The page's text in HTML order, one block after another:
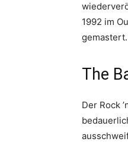
1992 im
gemastert.
The
Der Rock